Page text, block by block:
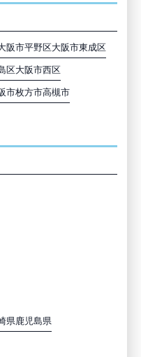
阪市平野区大阪市東成区
区大阪市西区
市枚方市高槻市
県鹿児島県